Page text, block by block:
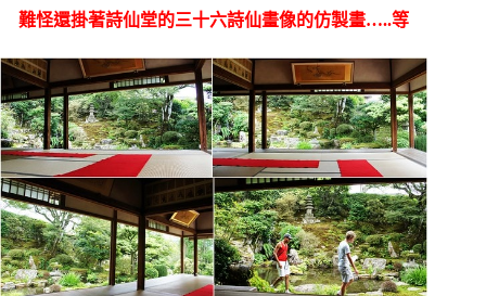
難怪還掛著詩仙堂的三十六詩仙畫像的仿製畫…..等